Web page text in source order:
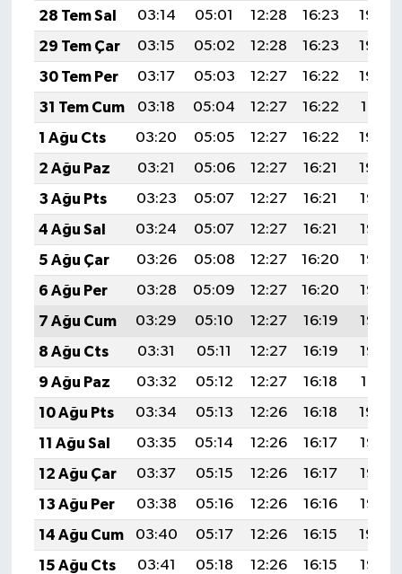
28 Tem Sal
03:14 05:01 12:28 16:23
19:44
29 Tem Çar
03:15 05:02 12:28 16:23
19:43
30 Tem Per
03:17 05:03 12:27 16:22
19:42
31 Tem Cum
03:18 05:04 12:27 16:22
19:41
1 Ağu Cts
03:20 05:05 12:27 16:22
19:40
2 Ağu Paz
03:21 05:06 12:27 16:21
19:39
3 Ağu Pts
03:23 05:07 12:27 16:21
19:38
4 Ağu Sal
03:24 05:07 12:27 16:21
19:37
5 Ağu Çar
03:26 05:08 12:27 16:20
19:36
6 Ağu Per
03:28 05:09 12:27 16:20
19:35
7 Ağu Cum
03:29 05:10 12:27 16:19
19:33
8 Ağu Cts
03:31 05:11 12:27 16:19
19:32
9 Ağu Paz
03:32 05:12 12:27 16:18
19:31
10 Ağu Pts
03:34 05:13 12:26 16:18
19:30
11 Ağu Sal
03:35 05:14 12:26 16:17
19:28
12 Ağu Çar
03:37 05:15 12:26 16:17
19:27
13 Ağu Per
03:38 05:16 12:26 16:16
19:26
14 Ağu Cum
03:40 05:17 12:26 16:15
19:24
15 Ağu Cts
03:41 05:18 12:26 16:15
19:23
Yaşam